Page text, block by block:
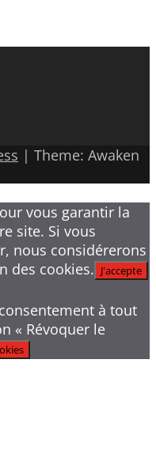
| Theme: Awaken
vous garantir la
site. Si vous
nous considérerons
des cookies. J'accepte
à tout
« Révoquer le